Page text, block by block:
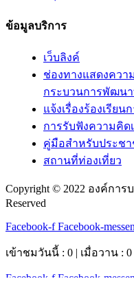
ข้อมูลบริการ
เว็บลิงค์
ช่องทางแสดงควา
กระบวนการพัฒน
แจ้งเรื่องร้องเรีย
การรับฟังความคิ
คู่มือสำหรับประช
สถานที่ท่องเที่ยว
Copyright © 2022 องค์การ
Reserved
Facebook-f Facebook-
เข้าชมวันนี้ : 0 | เมื่อวาน :
Facebook-f Facebook-